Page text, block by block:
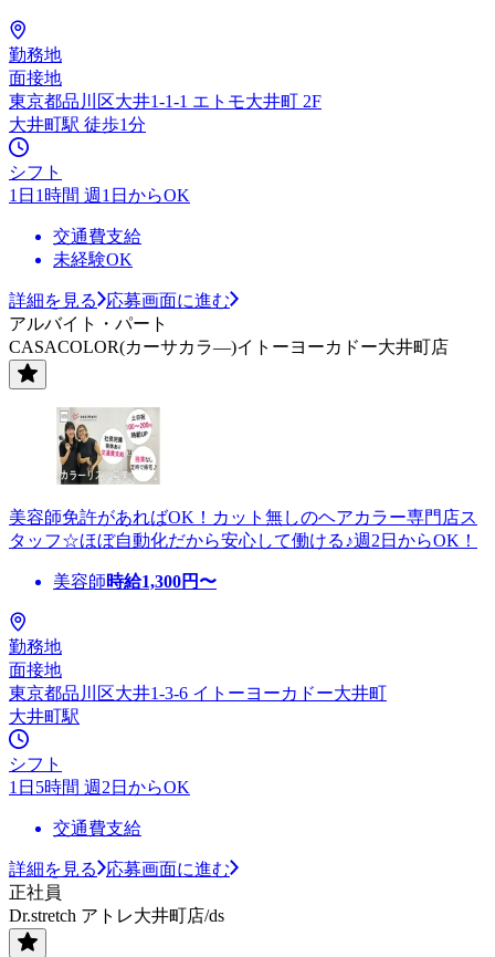
勤務地
面接地
東京都品川区大井1-1-1 エトモ大井町 2F
大井町駅 徒歩1分
シフト
1日1時間 週1日からOK
交通費支給
未経験OK
詳細を見る
応募画面に進む
アルバイト・パート
CASACOLOR(カーサカラ―)イトーヨーカドー大井町店
美容師免許があればOK！カット無しのヘアカラー専門店ス
タッフ☆ほぼ自動化だから安心して働ける♪週2日からOK！
美容師時給1,300円〜
勤務地
面接地
東京都品川区大井1-3-6 イトーヨーカドー大井町
大井町駅
シフト
1日5時間 週2日からOK
交通費支給
詳細を見る
応募画面に進む
正社員
Dr.stretch アトレ大井町店/ds